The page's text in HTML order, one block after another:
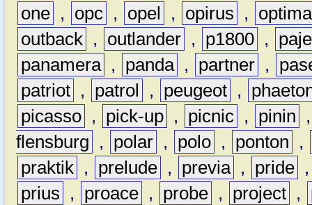
one , opc , opel , opirus ,
optima
outback , outlander , p1800 ,
panamera , panda , partner ,
patriot , patrol , peugeot ,
picasso , pick-up , picnic , pinin
flensburg
, polar , polo , ponton
,
praktik , prelude , previa , pride
prius
, proace , probe , project ,